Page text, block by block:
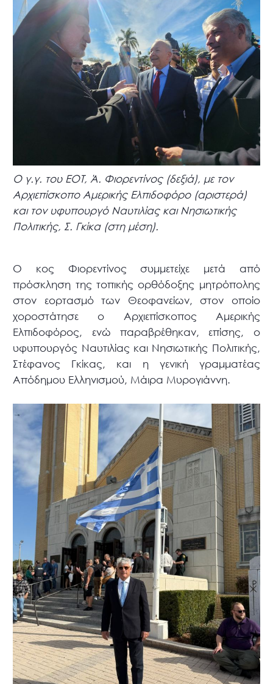
Ο γ.γ. του ΕΟΤ, Ά. Φιορεντίνος (δεξιά), με τον
Αρχιεπίσκοπο Αμερικής Ελπιδοφόρο (αριστερά)
και τον υφυπουργό Ναυτιλίας και Νησιωτικής
Πολιτικής, Σ. Γκίκα (στη μέση).
Ο κος Φιορεντίνος συμμετείχε μετά από
πρόσκληση της τοπικής ορθόδοξης μητρόπολης
στον εορτασμό των Θεοφανείων, στον οποίο
χοροστάτησε ο Αρχιεπίσκοπος Αμερικής
Ελπιδοφόρος, ενώ παραβρέθηκαν, επίσης, ο
υφυπουργός Ναυτιλίας και Νησιωτικής Πολιτικής,
Στέφανος Γκίκας, και η γενική γραμματέας
Απόδημου Ελληνισμού, Μάιρα Μυρογιάννη.